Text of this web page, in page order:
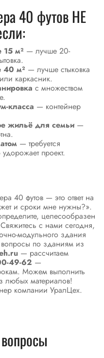
40 футов НЕ
м² — лучше 20-
40 м² — лучше стыковка
каркасник.
с множеством
класса — контейнер
жильё для семьи —
— требуется
проект.
40 футов — это ответ на
и сроки мне нужны?».
целесообразен
с нами сегодня,
модульного здания
по зданиям из
— рассчитаем
49-62 —
Можем выполнить
любых материалов!
компании УралЦех.